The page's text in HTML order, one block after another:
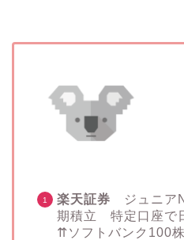
楽天証券
ジュニア
期積立 特定口座で
⇈ソフトバンク100